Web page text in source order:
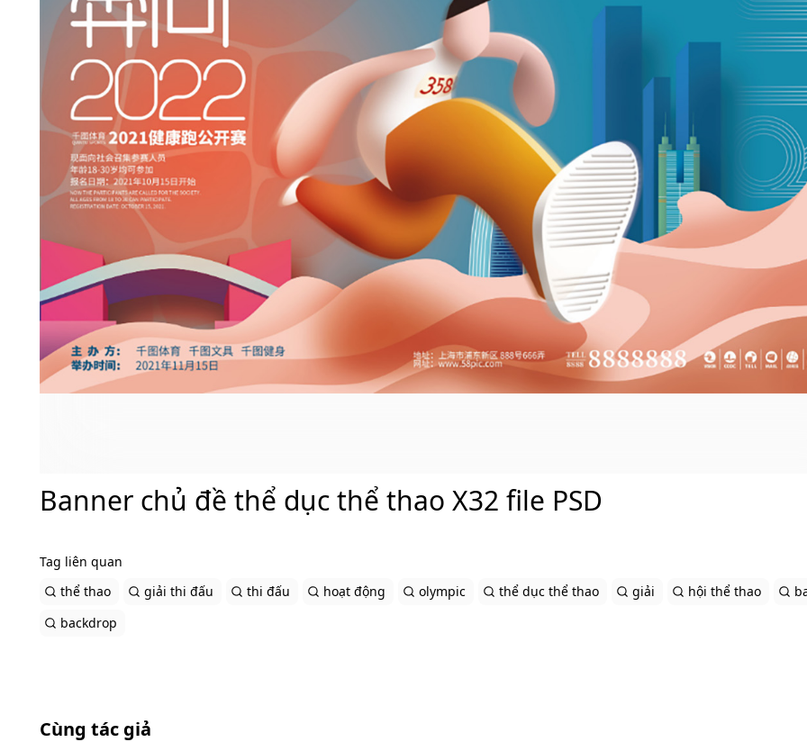
Banner chủ đề thể dục thể thao X32 file PSD
Tag liên quan
thể thao
giải thi đấu thi đấu hoạt động olympic thể dục thể thao giải hội thể thao
backdrop
Cùng tác giả